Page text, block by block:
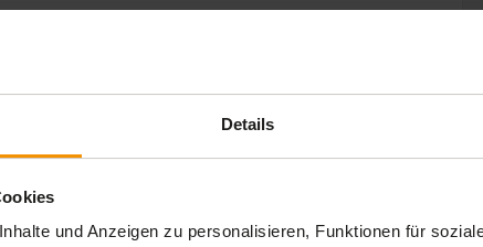
Details
und Anzeigen zu personalisieren, Funktionen für